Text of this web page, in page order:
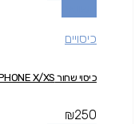
כיסויים
כיסוי שחור OtterBox Defender – IPHONE X/XS
₪250